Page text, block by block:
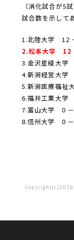
（消化試合が5
試合数を示して
1.北陸大学 12
2.松本大学 12
3.金沢星稜大学
4.新潟経営大学
5.新潟医療福祉
6.福井工業大学
7.富山大学 0
8.信州大学 0